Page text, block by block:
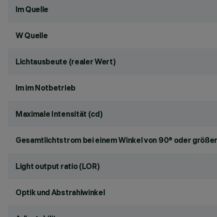
lm Quelle
W Quelle
Lichtausbeute (realer Wert)
lm im Notbetrieb
Maximale Intensität (cd)
Gesamtlichtstrom bei einem Winkel von 90° oder
Light output ratio (LOR)
Optik und Abstrahlwinkel